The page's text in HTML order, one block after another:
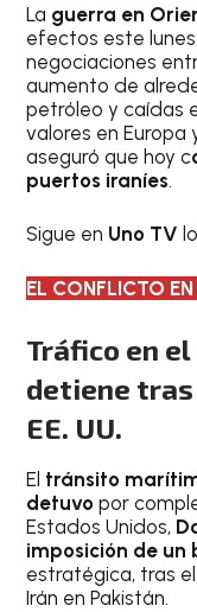
La guerra en
efectos este
negociaciones
aumento de
petróleo y caídas
valores en Europa
aseguró que hoy c
puertos iraníes.
Sigue en Uno TV
EL CONFLICTO
Tráfico en
detiene tras
EE. UU.
El tránsito
detuvo por
Estados Unidos,
imposición de un
estratégica, tras
Irán en Pakistán.